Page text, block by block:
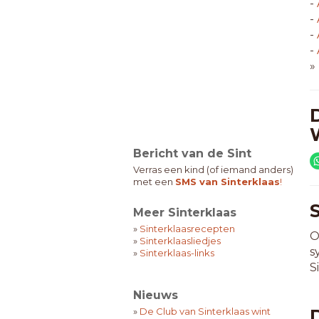
Bericht van de Sint
Verras een kind (of iemand anders)
met een SMS van Sinterklaas!
Meer Sinterklaas
» Sinterklaasrecepten
» Sinterklaasliedjes
» Sinterklaas-links
Nieuws
» De Club van Sinterklaas wint
-
-
-
-
»